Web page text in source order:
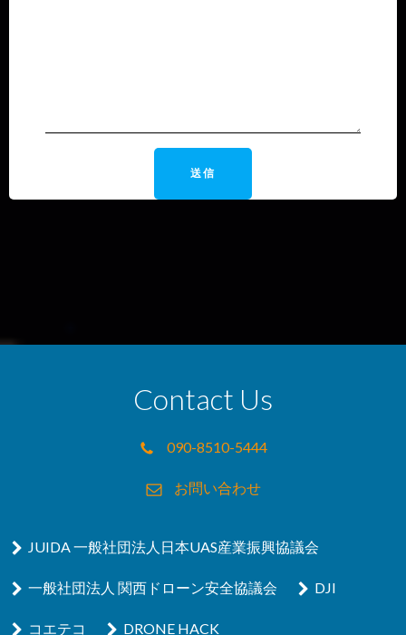
Contact Us
090-8510-5444
お問い合わせ
JUIDA 一般社団法人日本UAS産業振興協議会
一般社団法人 関西ドローン安全協議会 DJI
コエテコ DRONE HACK